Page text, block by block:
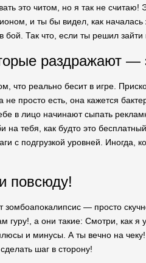
это читом, но я так не
и ты бы видел, как
бой. Так что, если ты решил
раздражают —
что реально бесит в игре.
просто есть, она кажется
в лицо начинают сыпать
на тебя, как будто это
с подгрузкой уровней. Иногда,
повсюду!
зомбоапокалипсис — просто
гуру!, а они такие: Смотри, как
и минусы. А ты вечно на
шаг в сторону!